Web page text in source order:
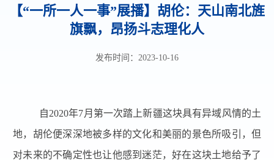
【“一所一人一事”展播】胡伦：天山南北旌
旗飘，昂扬斗志理化人
发布时间：2023-10-16
自2020年7月第一次踏上新疆这块具有异域风情的土
地，胡伦便深深地被多样的文化和美丽的景色所吸引，但
对未来的不确定性也让他感到迷茫，好在这块土地给予了